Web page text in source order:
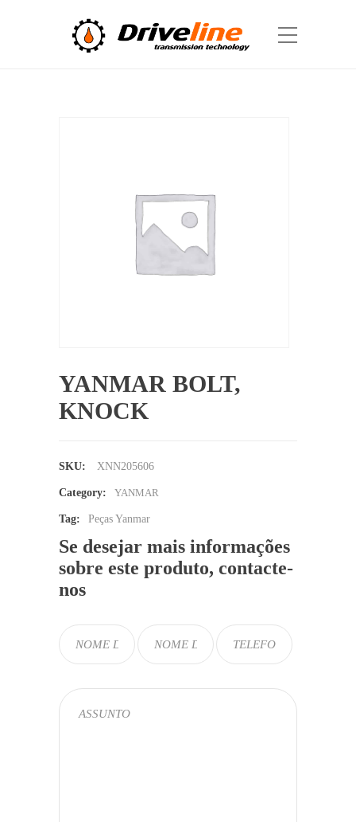
YANMAR BOLT,
KNOCK
SKU: XNN205606
Category: YANMAR
Tag: Peças Yanmar
Se desejar mais informações
sobre este produto, contacte-
nos